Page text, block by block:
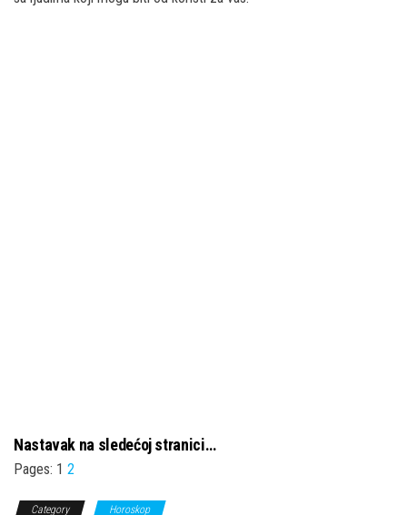
Nastavak na sledećoj stranici…
Pages: 1 2
Category Horoskop